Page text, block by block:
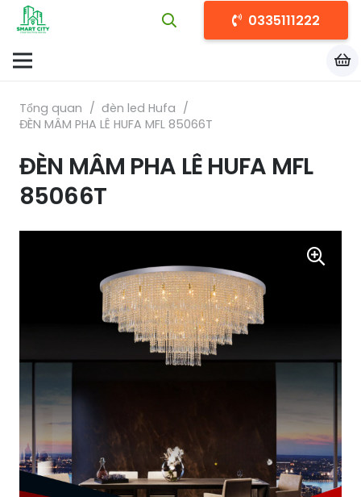
0335111222
Tổng quan / đèn led Hufa /
ĐÈN MÂM PHA LÊ HUFA MFL 85066T
ĐÈN MÂM PHA LÊ HUFA MFL
85066T